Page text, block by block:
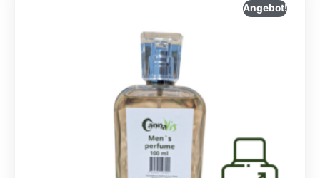
Angebot!